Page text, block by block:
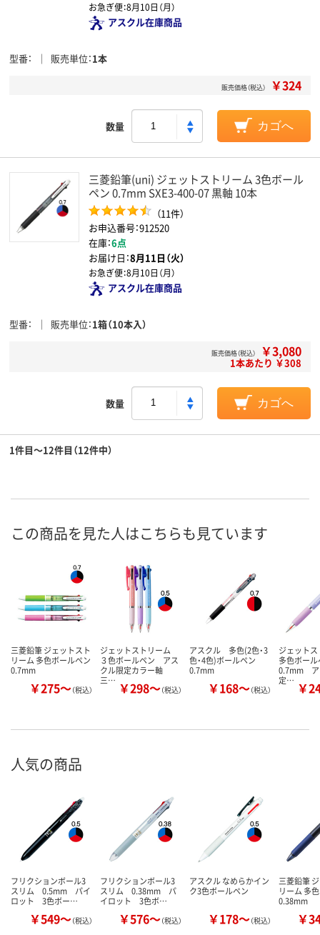
お急ぎ便：8月10日（月）
アスクル在庫商品
型番 販売単位 1本
販売価格（税込） ￥324
数量 カゴへ
三菱鉛筆(uni) ジェットストリーム 3色ボール
ペン 0.7mm SXE3-400-07 黒軸 10本
（11件）
お申込番号：912520
在庫：6点
お届け日：8月11日（火）
お急ぎ便：8月10日（月）
アスクル在庫商品
型番 販売単位 1箱（10本入）
販売価格（税込） ￥3,080
1本あたり ￥308
数量 カゴへ
1件目～12件目（12件中）
この商品を見た人はこちらも見ています
三菱鉛筆 ジェットスト
リーム 多色ボールペン
0.7mm
￥275～（税込）
ジェットストリーム
３色ボールペン アス
クル限定カラー軸
三… ￥298～（税込）
アスクル 多色(2色・3
色・4色)ボールペン
0.7mm
￥168～（税込）
ジェット
多色ボー
0.7mm ア
定… ￥
人気の商品
フリクションボール3
スリム 0.5mm パイ
ロット 3色ボー…
￥549～（税込）
フリクションボール3
スリム 0.38mm パ
イロット 3色ボ…
￥576～（税込）
アスクル なめらかイン
ク3色ボールペン
￥178～（税込）
三菱鉛筆
リーム 多
0.38mm
￥